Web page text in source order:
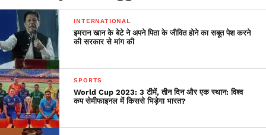
INTERNATIONAL
इमरान खान के बेटे ने अपने पिता के जीवित होने का सबूत पेश करने
की सरकार से मांग की
SPORTS
World Cup 2023: 3 टीमें, तीन दिन और एक स्थान: विश्व
कप सेमीफाइनल में किससे भिड़ेगा भारत?